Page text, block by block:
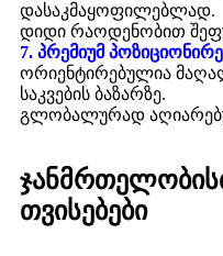
დასაკმაყოფილებლად.
დიდი რაოდენობით
7. პრემიუმ
ორიენტირებულია
საკვების ბაზარზე.
გლობალურად
თვისებები